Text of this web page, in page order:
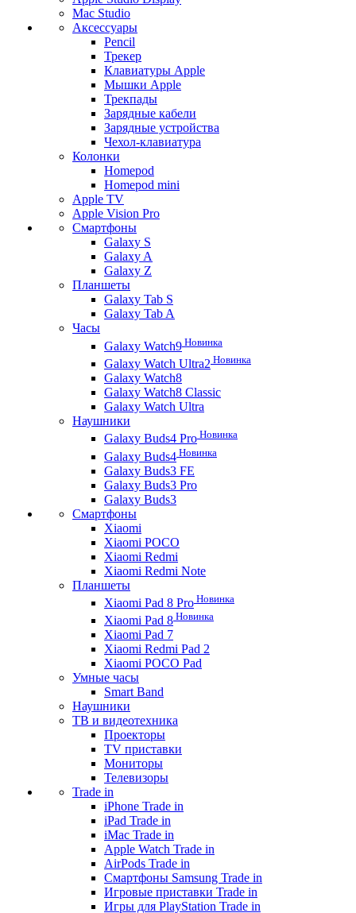
Mac Studio
Аксессуары
Pencil
Трекер
Клавиатуры Apple
Мышки Apple
Трекпады
Зарядные кабели
Зарядные устройства
Чехол-клавиатура
Колонки
Homepod
Homepod mini
Apple TV
Apple Vision Pro
Смартфоны
Galaxy S
Galaxy A
Galaxy Z
Планшеты
Galaxy Tab S
Galaxy Tab A
Часы
Galaxy Watch9 Новинка
Galaxy Watch Ultra2 Новинка
Galaxy Watch8
Galaxy Watch8 Classic
Galaxy Watch Ultra
Наушники
Galaxy Buds4 Pro Новинка
Galaxy Buds4 Новинка
Galaxy Buds3 FE
Galaxy Buds3 Pro
Galaxy Buds3
Смартфоны
Xiaomi
Xiaomi POCO
Xiaomi Redmi
Xiaomi Redmi Note
Планшеты
Xiaomi Pad 8 Pro Новинка
Xiaomi Pad 8 Новинка
Xiaomi Pad 7
Xiaomi Redmi Pad 2
Xiaomi POCO Pad
Умные часы
Smart Band
Наушники
ТВ и видеотехника
Проекторы
TV приставки
Мониторы
Телевизоры
Trade in
iPhone Trade in
iPad Trade in
iMac Trade in
Apple Watch Trade in
AirPods Trade in
Смартфоны Samsung Trade in
Игровые приставки Trade in
Игры для PlayStation Trade in